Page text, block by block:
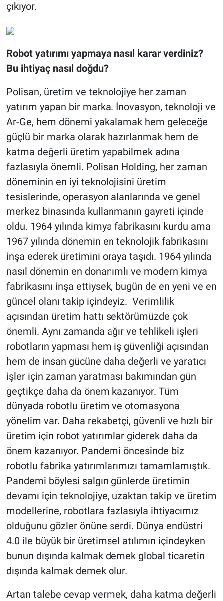
çıkıyor.
Robot yatırımı yapmaya nasıl karar verdiniz?
Bu ihtiyaç nasıl doğdu?
Polisan, üretim ve teknolojiye her zaman
yatırım yapan bir marka. İnovasyon, teknoloji ve
Ar-Ge, hem dönemi yakalamak hem geleceğe
güçlü bir marka olarak hazırlanmak hem de
katma değerli üretim yapabilmek adına
fazlasıyla önemli. Polisan Holding, her zaman
döneminin en iyi teknolojisini üretim
tesislerinde, operasyon alanlarında ve genel
merkez binasında kullanmanın gayreti içinde
oldu. 1964 yılında kimya fabrikasını kurdu ama
1967 yılında dönemin en teknolojik fabrikasını
inşa ederek üretimini oraya taşıdı. 1964 yılında
nasıl dönemin en donanımlı ve modern kimya
fabrikasını inşa ettiysek, bugün de en yeni ve en
güncel olanı takip içindeyiz. Verimlilik
açısından üretim hattı sektörümüzde çok
önemli. Aynı zamanda ağır ve tehlikeli işleri
robotların yapması hem iş güvenliği açısından
hem de insan gücüne daha değerli ve yaratıcı
işler için zaman yaratması bakımından gün
geçtikçe daha da önem kazanıyor. Tüm
dünyada robotlu üretim ve otomasyona
yönelim var. Daha rekabetçi, güvenli ve hızlı bir
üretim için robot yatırımlar giderek daha da
önem kazanıyor. Pandemi öncesinde biz
robotlu fabrika yatırımlarımızı tamamlamıştık.
Pandemi böylesi salgın günlerde üretimin
devamı için teknolojiye, uzaktan takip ve üretim
modellerine, robotlara fazlasıyla ihtiyacımız
olduğunu gözler önüne serdi. Dünya endüstri
4.0 ile büyük bir üretimsel atılımın içindeyken
bunun dışında kalmak demek global ticaretin
dışında kalmak demek olur.
Artan talebe cevap vermek, daha katma değerli